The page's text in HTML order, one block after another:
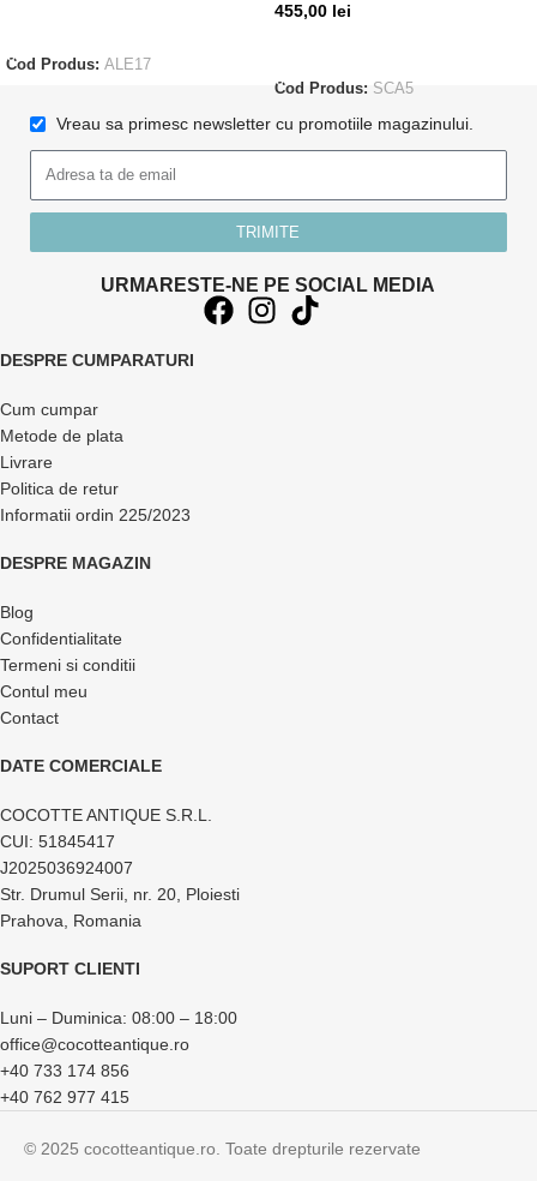
Cod Produs: ALE17
455,00 lei
Cod Produs: SCA5
Vreau sa primesc newsletter cu promotiile magazinului.
TRIMITE
URMARESTE-NE PE SOCIAL MEDIA
DESPRE CUMPARATURI
Cum cumpar
Metode de plata
Livrare
Politica de retur
Informatii ordin 225/2023
DESPRE MAGAZIN
Blog
Confidentialitate
Termeni si conditii
Contul meu
Contact
DATE COMERCIALE
COCOTTE ANTIQUE S.R.L.
CUI: 51845417
J2025036924007
Str. Drumul Serii, nr. 20, Ploiesti
Prahova, Romania
SUPORT CLIENTI
Luni – Duminica: 08:00 – 18:00
office@cocotteantique.ro
+40 733 174 856
+40 762 977 415
© 2025 cocotteantique.ro. Toate drepturile rezervate